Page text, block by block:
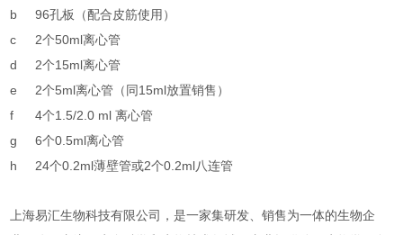
b
96孔板（配合皮筋使用）
c
2个50ml离心管
d
2个15ml离心管
e
2个5ml离心管（同15ml放置销售）
f
4个1.5/2.0 ml 离心管
g
6个0.5ml离心管
h
24个0.2ml薄壁管或2个0.2ml八连管
上海易汇生物科技有限公司，是一家集研发、销售为一体的生物企